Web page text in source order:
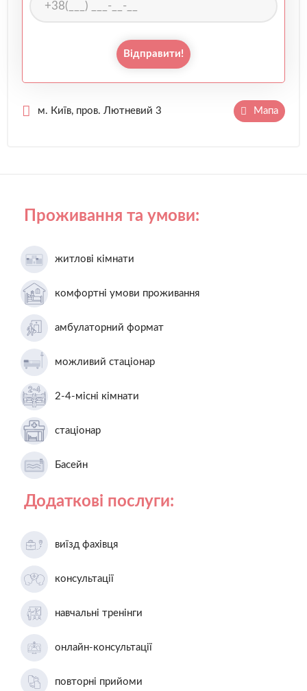
Відправити!
м. Київ, пров. Лютневий 3 Мапа
Проживання та умови:
житлові кімнати
комфортні умови проживання
амбулаторний формат
можливий стаціонар
2-4-місні кімнати
стаціонар
Басейн
Додаткові послуги:
виїзд фахівця
консультації
навчальні тренінги
онлайн-консультації
повторні прийоми